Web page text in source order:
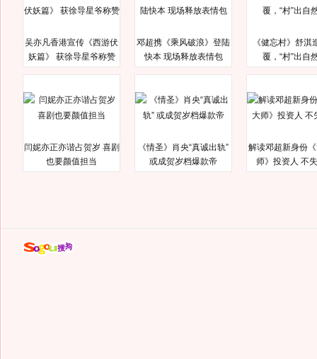
吴亦凡香港宣传《西游伏
妖篇》 获徐导星爷称赞
邓超携《乘风破浪》登陆
快本 现场释放表情包
《健忘村》舒淇
覆，“村”出自
闫妮亦正亦谐占贺岁 喜剧
也要颜值担当
《情圣》肖央“真诚出轨”
或成贺岁档爆款帝
解读邓超新身份
师》投资人 不